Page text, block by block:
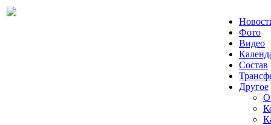
Фото
Видео
Состав
Другое
О